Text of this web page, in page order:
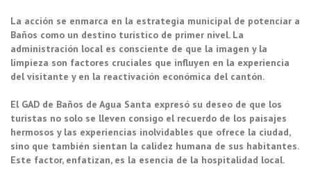
La acción se enmarca en la estrategia municipal de potenciar a
Baños como un destino turístico de primer nivel. La
administración local es consciente de que la imagen y la
limpieza son factores cruciales que influyen en la experiencia
del visitante y en la reactivación económica del cantón.
El GAD de Baños de Agua Santa expresó su deseo de que los
turistas no solo se lleven consigo el recuerdo de los paisajes
hermosos y las experiencias inolvidables que ofrece la ciudad,
sino que también sientan la calidez humana de sus habitantes.
Este factor, enfatizan, es la esencia de la hospitalidad local.